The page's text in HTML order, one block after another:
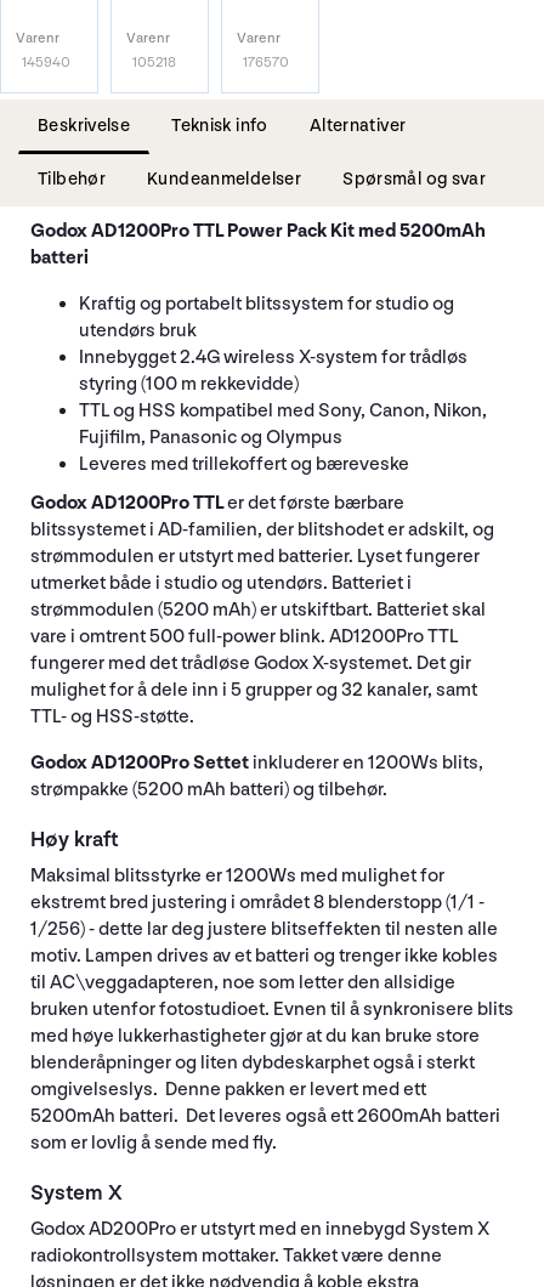
Varenr
145940
Varenr
105218
Varenr
176570
Beskrivelse Teknisk info Alternativer
Tilbehør Kundeanmeldelser Spørsmål og svar
Godox AD1200Pro TTL Power Pack Kit med 5200mAh
batteri
Kraftig og portabelt blitssystem for studio og
utendørs bruk
Innebygget 2.4G wireless X-system for trådløs
styring (100 m rekkevidde)
TTL og HSS kompatibel med Sony, Canon, Nikon,
Fujifilm, Panasonic og Olympus
Leveres med trillekoffert og bæreveske
Godox AD1200Pro TTLer det første bærbare
blitssystemet i AD-familien, der blitshodet er adskilt, og
strømmodulen er utstyrt med batterier. Lyset fungerer
utmerket både i studio og utendørs. Batteriet i
strømmodulen (5200 mAh) er utskiftbart. Batteriet skal
vare i omtrent 500 full-power blink. AD1200Pro TTL
fungerer med det trådløse Godox X-systemet. Det gir
mulighet for å dele inn i 5 grupper og 32 kanaler, samt
TTL- og HSS-støtte.
Godox AD1200Pro Settet inkluderer en 1200Ws blits,
strømpakke (5200 mAh batteri) og tilbehør.
Høy kraft
Maksimal blitsstyrke er 1200Ws med mulighet for
ekstremt bred justering i området 8 blenderstopp (1/1 -
1/256) - dette lar deg justere blitseffekten til nesten alle
motiv. Lampen drives av et batteri og trenger ikke kobles
til AC\veggadapteren, noe som letter den allsidige
bruken utenfor fotostudioet. Evnen til å synkronisere blits
med høye lukkerhastigheter gjør at du kan bruke store
blenderåpninger og liten dybdeskarphet også i sterkt
omgivelseslys. Denne pakken er levert med ett
5200mAh batteri. Det leveres også ett 2600mAh batteri
som er lovlig å sende med fly.
System X
Godox AD200Pro er utstyrt med en innebygd System X
radiokontrollsystem mottaker. Takket være denne